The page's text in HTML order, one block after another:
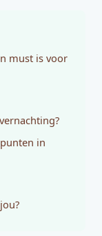
must is voor
in